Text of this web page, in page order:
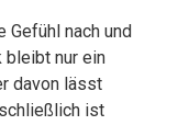
Gefühl nach und
bleibt nur ein
davon lässt
ist